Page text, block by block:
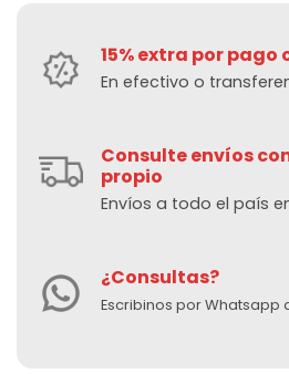
15% extra por
En efectivo o
Consulte envíos
propio
Envíos a todo el país
¿Consultas?
Escribinos por Whatsapp